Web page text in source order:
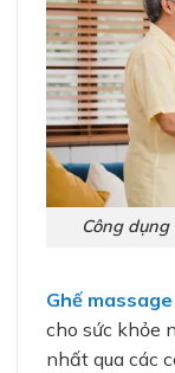
Công
Ghế massage
cho sức khỏe
nhất qua các